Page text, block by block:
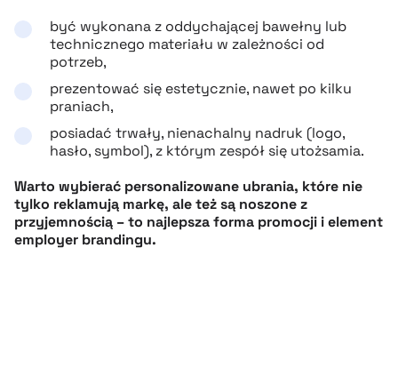
być wykonana z oddychającej bawełny lub
technicznego materiału w zależności od
potrzeb,
prezentować się estetycznie, nawet po kilku
praniach,
posiadać trwały, nienachalny nadruk (logo,
hasło, symbol), z którym zespół się utożsamia.
Warto wybierać personalizowane ubrania, które nie
tylko reklamują markę, ale też są noszone z
przyjemnością – to najlepsza forma promocji i element
employer brandingu.